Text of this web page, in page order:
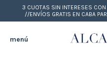
3 CUOTAS SIN INTERESES
//ENVÍOS GRATIS EN CABA
menú